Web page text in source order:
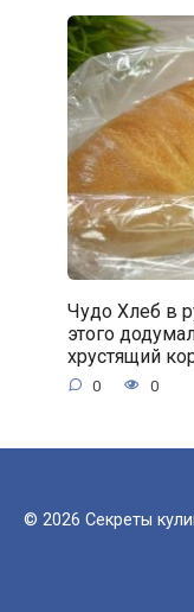
Чудо Хлеб в
этого
хрустящий
0 0
© 2026 Секреты